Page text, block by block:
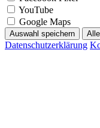
YouTube
Google Maps
Auswahl speichern
Datenschutzerklärung